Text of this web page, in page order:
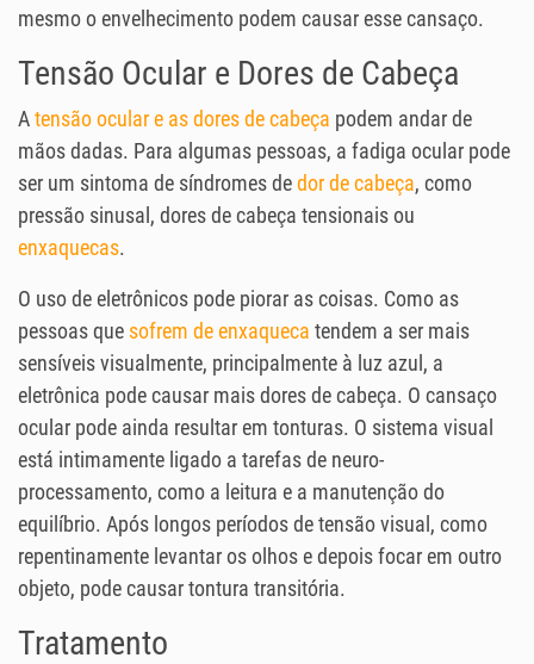
mesmo o envelhecimento podem causar esse cansaço.
Tensão Ocular e Dores de Cabeça
Atensão ocular e as dores de cabeça podem andar de
mãos dadas. Para algumas pessoas, a fadiga ocular pode
ser um sintoma de síndromes dedor de cabeça, como
pressão sinusal, dores de cabeça tensionais ou
enxaquecas.
O uso de eletrônicos pode piorar as coisas. Como as
pessoas que sofrem de enxaqueca tendem a ser mais
sensíveis visualmente, principalmente à luz azul, a
eletrônica pode causar mais dores de cabeça. O cansaço
ocular pode ainda resultar em tonturas. O sistema visual
está intimamente ligado a tarefas de neuro-
processamento, como a leitura e a manutenção do
equilíbrio. Após longos períodos de tensão visual, como
repentinamente levantar os olhos e depois focar em outro
objeto, pode causar tontura transitória.
Tratamento